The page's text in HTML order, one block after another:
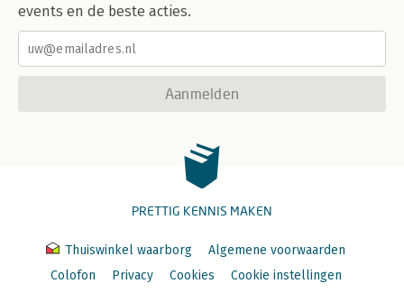
events en de beste acties.
Aanmelden
PRETTIG KENNIS MAKEN
Thuiswinkel waarborg
Algemene voorwaarden
Colofon
Privacy Cookies Cookie instellingen